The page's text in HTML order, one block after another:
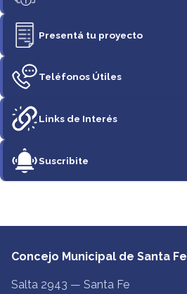
Presentá tu proyecto
Teléfonos Útiles
Links de Interés
Suscribite
Concejo Municipal de Santa Fe
Salta 2943 — Santa Fe